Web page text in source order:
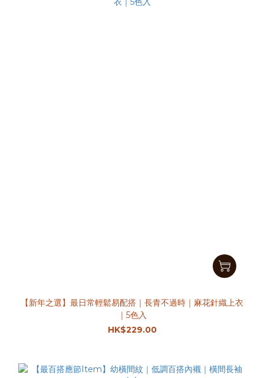
【新年之選】最日常輕鬆易配搭｜長青不過時｜麻花針織上衣
｜5色入
HK$229.00